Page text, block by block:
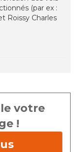
(par ex :
Roissy Charles
votre
!